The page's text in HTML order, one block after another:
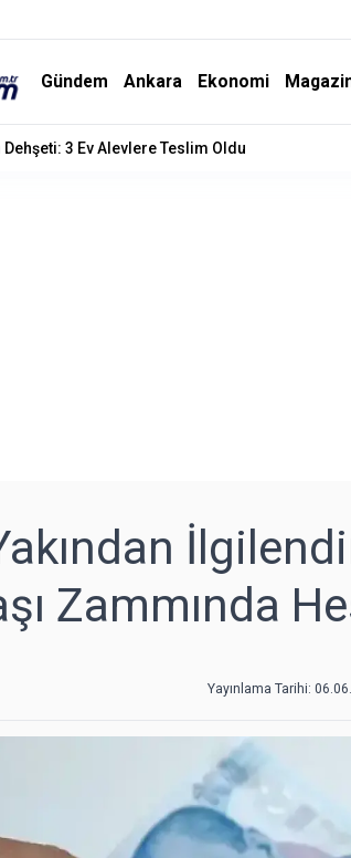
Gündem Ankara Ekonomi
Bıçaklı Dehşet: Yönetici Yardımcısını
Zammında
Yayınlama Tarihi: